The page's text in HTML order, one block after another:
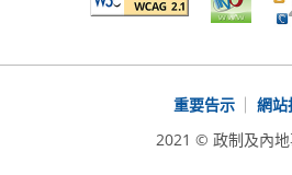
重要告示
網站
2021 © 政制及內地